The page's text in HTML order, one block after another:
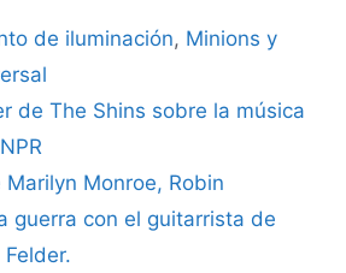
de iluminación, Minions y
de The Shins sobre la música
Marilyn Monroe, Robin
guerra con el guitarrista de